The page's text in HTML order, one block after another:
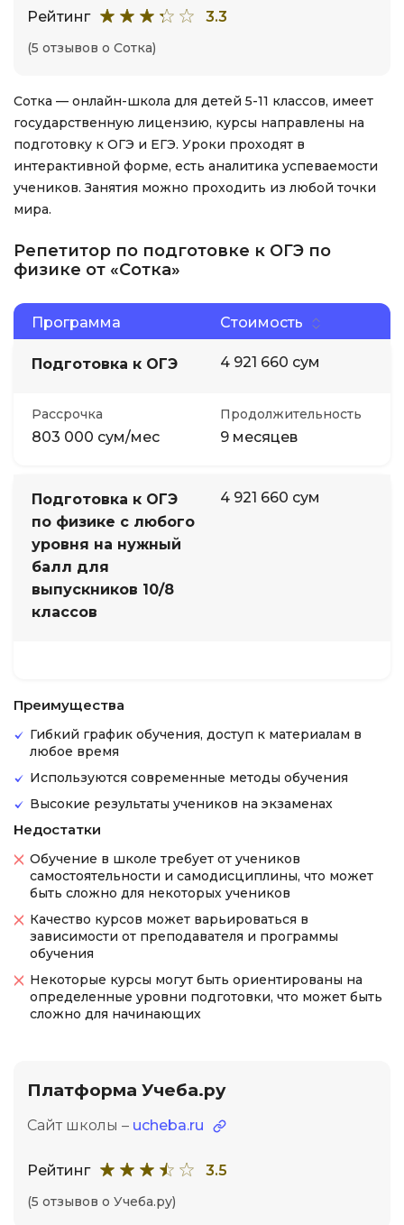
Рейтинг 3.3
(5 отзывов о Сотка)
Сотка — онлайн-школа для детей 5-11 классов, имеет
государственную лицензию, курсы направлены на
подготовку к ОГЭ и ЕГЭ. Уроки проходят в
интерактивной форме, есть аналитика успеваемости
учеников. Занятия можно проходить из любой точки
мира.
Репетитор по подготовке к ОГЭ по
физике от «Сотка»
Программа Стоимость
Подготовка к ОГЭ 4 921 660 сум
Рассрочка
803 000 сум/мес
Продолжительность
9 месяцев
Подготовка к ОГЭ
по физике с любого
уровня на нужный
балл для
выпускников 10/8
классов
4 921 660 сум
Преимущества
Гибкий график обучения, доступ к материалам в
любое время
Используются современные методы обучения
Высокие результаты учеников на экзаменах
Недостатки
Обучение в школе требует от учеников
самостоятельности и самодисциплины, что может
быть сложно для некоторых учеников
Качество курсов может варьироваться в
зависимости от преподавателя и программы
обучения
Некоторые курсы могут быть ориентированы на
определенные уровни подготовки, что может быть
сложно для начинающих
Платформа Учеба.ру
Сайт школы – ucheba.ru
Рейтинг 3.5
(5 отзывов о Учеба.ру)